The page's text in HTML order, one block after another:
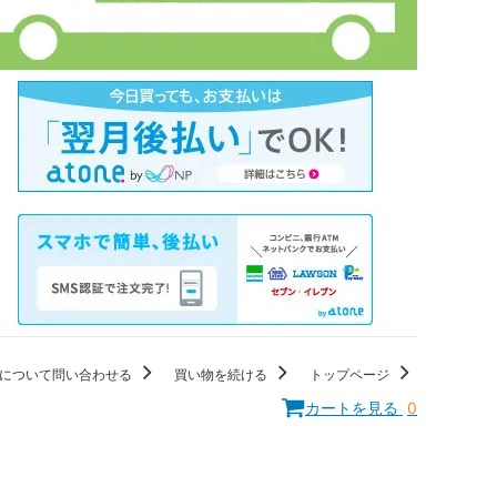
ついて問い合わせる 買い物を続ける トップページ
カートを見る 0